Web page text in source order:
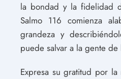
la bondad y la fidelidad
Salmo 116 comienza
grandeza y
puede salvar a la gente de
Expresa su gratitud por